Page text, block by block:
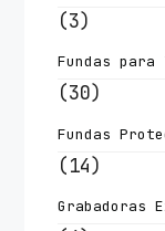
(3)
Fundas para
(30)
Fundas
(14)
Grabadoras